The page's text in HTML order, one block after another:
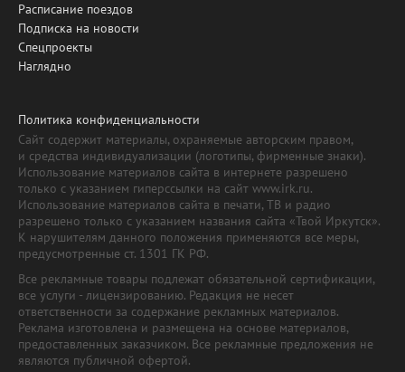
Расписание поездов
Подписка на новости
Спецпроекты
Наглядно
Политика конфиденциальности
Сайт содержит материалы, охраняемые авторским правом,
и средства индивидуализации (логотипы, фирменные знаки).
Использование материалов сайта в интернете разрешено
только с указанием гиперссылки на сайт www.irk.ru.
Использование материалов сайта в печати, ТВ и радио
разрешено только с указанием названия сайта «Твой Иркутск».
К нарушителям данного положения применяются все меры,
предусмотренные ст. 1301 ГК РФ.
Все рекламные товары подлежат обязательной сертификации,
все услуги - лицензированию. Редакция не несет
ответственности за содержание рекламных материалов.
Реклама изготовлена и размещена на основе материалов,
предоставленных заказчиком. Все рекламные предложения не
являются публичной офертой.